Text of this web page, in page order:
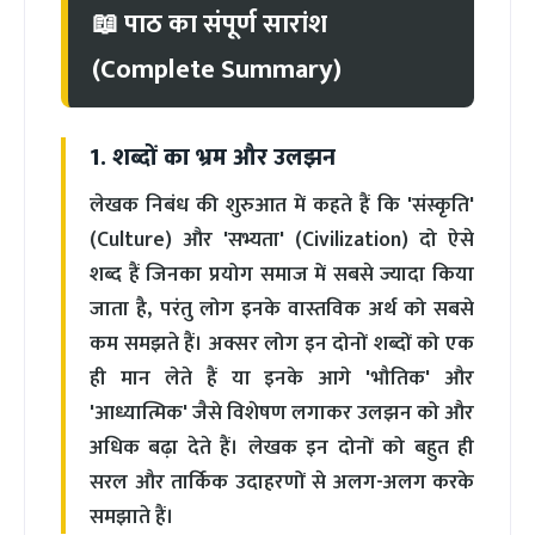
📖 पाठ का संपूर्ण सारांश
(Complete Summary)
1. शब्दों का भ्रम और उलझन
लेखक निबंध की शुरुआत में कहते हैं कि 'संस्कृति'
(Culture) और 'सभ्यता' (Civilization) दो ऐसे
शब्द हैं जिनका प्रयोग समाज में सबसे ज्यादा किया
जाता है, परंतु लोग इनके वास्तविक अर्थ को सबसे
कम समझते हैं। अक्सर लोग इन दोनों शब्दों को एक
ही मान लेते हैं या इनके आगे 'भौतिक' और
'आध्यात्मिक' जैसे विशेषण लगाकर उलझन को और
अधिक बढ़ा देते हैं। लेखक इन दोनों को बहुत ही
सरल और तार्किक उदाहरणों से अलग-अलग करके
समझाते हैं।